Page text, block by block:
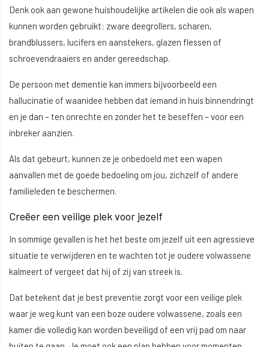
Denk ook aan gewone huishoudelijke artikelen die ook als wapen
kunnen worden gebruikt: zware deegrollers, scharen,
brandblussers, lucifers en aanstekers, glazen flessen of
schroevendraaiers en ander gereedschap.
De persoon met dementie kan immers bijvoorbeeld een
hallucinatie of waanidee hebben dat iemand in huis binnendringt
en je dan – ten onrechte en zonder het te beseffen – voor een
inbreker aanzien.
Als dat gebeurt, kunnen ze je onbedoeld met een wapen
aanvallen met de goede bedoeling om jou, zichzelf of andere
familieleden te beschermen.
Creëer een veilige plek voor jezelf
In sommige gevallen is het het beste om jezelf uit een agressieve
situatie te verwijderen en te wachten tot je oudere volwassene
kalmeert of vergeet dat hij of zij van streek is.
Dat betekent dat je best preventie zorgt voor een veilige plek
waar je weg kunt van een boze oudere volwassene, zoals een
kamer die volledig kan worden beveiligd of een vrij pad om naar